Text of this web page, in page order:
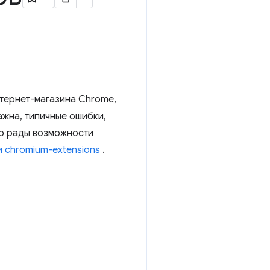
магазина Chrome,
типичные ошибки,
рады возможности
chromium-extensions .